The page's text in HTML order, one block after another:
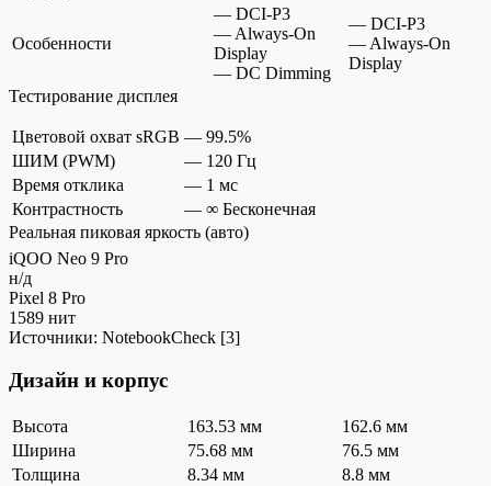
Особенности
— DCI-P3
— Always-On
Display
— DC Dimming
— DCI-P3
— Always-On
Display
Тестирование дисплея
Цветовой охват sRGB — 99.5%
ШИМ (PWM)
— 120 Гц
Время отклика
— 1 мс
Контрастность
— ∞ Бесконечная
Реальная пиковая яркость (авто)
iQOO Neo 9 Pro
н/д
Pixel 8 Pro
1589 нит
Источники: NotebookCheck [3]
Дизайн и корпус
Высота 163.53 мм
162.6 мм
Ширина
75.68 мм
76.5 мм
Толщина
8.34 мм
8.8 мм